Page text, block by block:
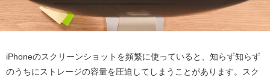
iPhoneのスクリーンショットを頻繁に使っていると、知らず知らず
のうちにストレージの容量を圧迫してしまうことがあります。スク